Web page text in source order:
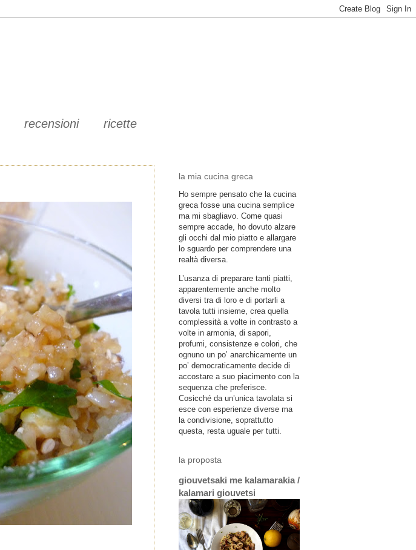
recensioni ricette
la mia cucina greca
Ho sempre pensato che la cucina
greca fosse una cucina semplice
ma mi sbagliavo. Come quasi
sempre accade, ho dovuto alzare
gli occhi dal mio piatto e allargare
lo sguardo per comprendere una
realtà diversa.
L’usanza di preparare tanti piatti,
apparentemente anche molto
diversi tra di loro e di portarli a
tavola tutti insieme, crea quella
complessità a volte in contrasto a
volte in armonia, di sapori,
profumi, consistenze e colori, che
ognuno un po’ anarchicamente un
po’ democraticamente decide di
accostare a suo piacimento con la
sequenza che preferisce.
Cosicché da un’unica tavolata si
esce con esperienze diverse ma
la condivisione, soprattutto
questa, resta uguale per tutti.
la proposta
giouvetsaki me kalamarakia /
kalamari giouvetsi